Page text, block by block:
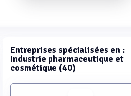
Entreprises spécialisées en :
Industrie pharmaceutique et
cosmétique (40)